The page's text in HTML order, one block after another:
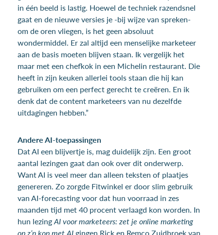
in één beeld is lastig. Hoewel de techniek razendsnel
gaat en de nieuwe versies je -bij wijze van spreken-
om de oren vliegen, is het geen absoluut
wondermiddel. Er zal altijd een menselijke marketeer
aan de basis moeten blijven staan. Ik vergelijk het
maar met een chefkok in een Michelin restaurant. Die
heeft in zijn keuken allerlei tools staan die hij kan
gebruiken om een perfect gerecht te creëren. En ik
denk dat de content marketeers van nu dezelfde
uitdagingen hebben.”
Andere AI-toepassingen
Dat AI een blijvertje is, mag duidelijk zijn. Een groot
aantal lezingen gaat dan ook over dit onderwerp.
Want AI is veel meer dan alleen teksten of plaatjes
genereren. Zo zorgde Fitwinkel er door slim gebruik
van AI-forecasting voor dat hun voorraad in zes
maanden tijd met 40 procent verlaagd kon worden. In
hun lezingAI voor marketeers: zet je online marketing
op z’n kop met AI gingen Rick en Remco Zuidbroek van